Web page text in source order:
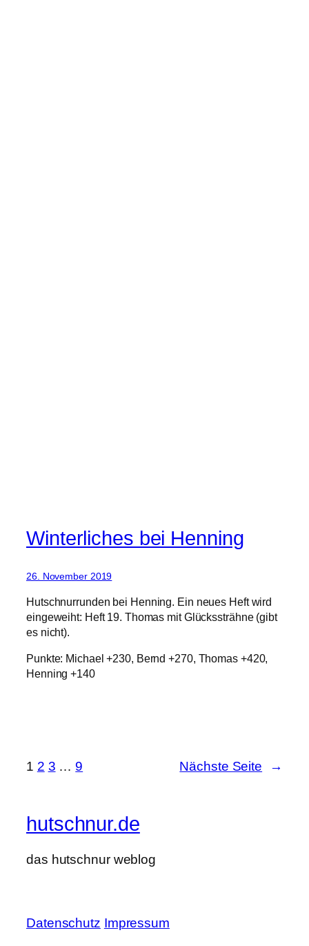
Winterliches bei Henning
26. November 2019
Hutschnurrunden bei Henning. Ein neues Heft wird
eingeweiht: Heft 19. Thomas mit Glückssträhne (gibt
es nicht).
Punkte: Michael +230, Bernd +270, Thomas +420,
Henning +140
1 2 3 … 9 Nächste Seite →
hutschnur.de
das hutschnur weblog
Datenschutz Impressum